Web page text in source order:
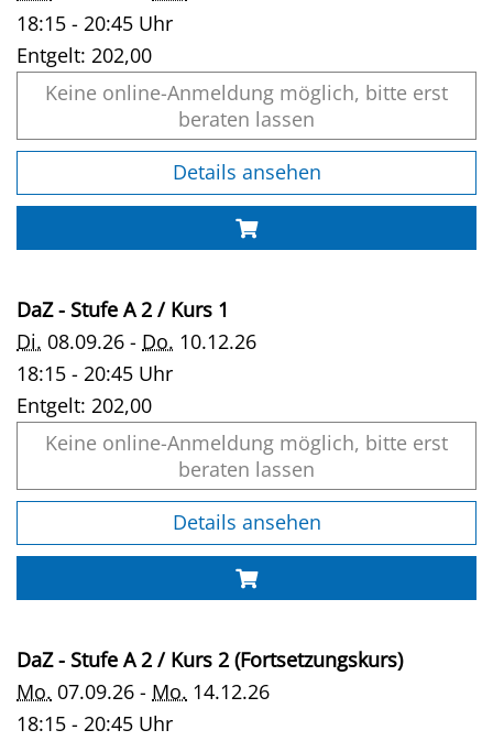
18:15 - 20:45 Uhr
Entgelt: 202,00
Keine online-Anmeldung möglich, bitte erst
beraten lassen
Details ansehen
DaZ - Stufe A 2 / Kurs 1
Di. 08.09.26 - Do. 10.12.26
18:15 - 20:45 Uhr
Entgelt: 202,00
Keine online-Anmeldung möglich, bitte erst
beraten lassen
Details ansehen
DaZ - Stufe A 2 / Kurs 2 (Fortsetzungskurs)
Mo. 07.09.26 - Mo. 14.12.26
18:15 - 20:45 Uhr